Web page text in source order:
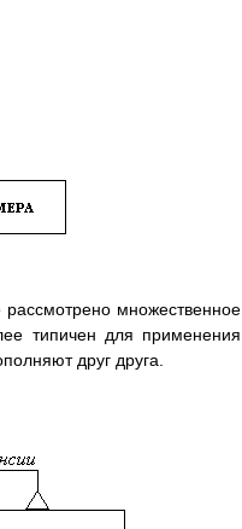
множественное
типичен для применения
друг друга.